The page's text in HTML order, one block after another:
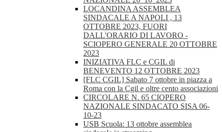
LOCANDINA ASSEMBLEA
SINDACALE A NAPOLI , 13
OTTOBRE 2023, FUORI
DALL'ORARIO DI LAVORO -
SCIOPERO GENERALE 20 OTTOBRE
2023
INIZIATIVA FLC e CGIL di
BENEVENTO 12 OTTOBRE 2023
[FLC CGIL] Sabato 7 ottobre in piazza a
Roma con la Cgil e oltre cento associazioni
CIRCOLARE N. 65 CIOPERO
NAZIONALE SINDACATO SISA 06-
10-23
USB Scuola: 13 ottobre assemblea